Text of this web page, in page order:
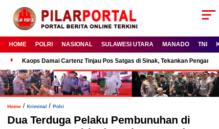
HOME POLRI NASIONAL SULAWESI UTARA MANADO TNI
Kaops Damai Cartenz Tinjau Pos Satgas di Sinak, Tekankan
Home / Kriminal / Polri
Dua Terduga Pelaku Pembunuhan di